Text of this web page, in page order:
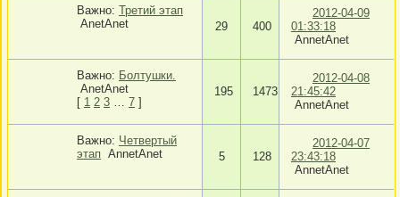
Важно: Третий этап
AnetAnet
29 400
2012-04-09
01:33:18
AnnetAnet
Важно: Болтушки.
AnetAnet
[ 1 2 3 7 ]
195 1473
2012-04-08
21:45:42
AnnetAnet
Важно: Четвертый
этап AnnetAnet 5 128
2012-04-07
23:43:18
AnnetAnet